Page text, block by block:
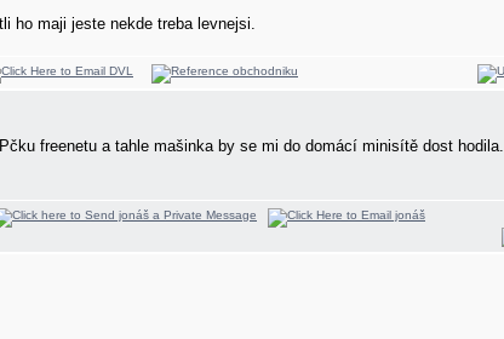
ho maji jeste nekde treba levnejsi.
freenetu a tahle mašinka by se mi do domácí minisítě dost hodila.